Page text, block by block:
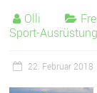
Olli
Sport-Ausrüstung
22. Februar 2018